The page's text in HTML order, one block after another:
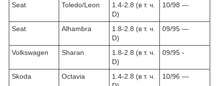
Seat
Toledo/Leon
1.4-2.8 (в т. ч.
D)
10/98 ―
Seat Alhambra
1.8-2.8 (в т. ч.
D)
09/95 ―
Volkswagen Sharan
1.8-2.8 (в т. ч.
D)
09/95 -
Skoda Octavia
1.4-2.8 (в т. ч.
10/96 ―